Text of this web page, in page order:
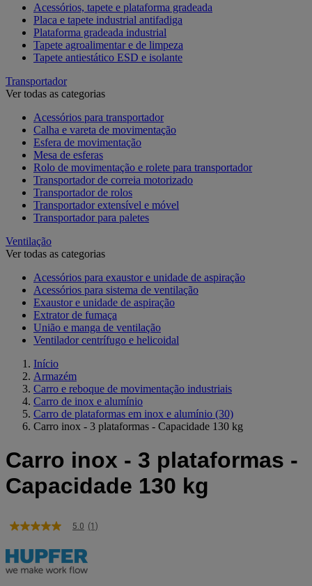
Acessórios, tapete e plataforma gradeada
Placa e tapete industrial antifadiga
Plataforma gradeada industrial
Tapete agroalimentar e de limpeza
Tapete antiestático ESD e isolante
Transportador
Ver todas as categorias
Acessórios para transportador
Calha e vareta de movimentação
Esfera de movimentação
Mesa de esferas
Rolo de movimentação e rolete para transportador
Transportador de correia motorizado
Transportador de rolos
Transportador extensível e móvel
Transportador para paletes
Ventilação
Ver todas as categorias
Acessórios para exaustor e unidade de aspiração
Acessórios para sistema de ventilação
Exaustor e unidade de aspiração
Extrator de fumaça
União e manga de ventilação
Ventilador centrífugo e helicoidal
Início
Armazém
Carro e reboque de movimentação industriais
Carro de inox e alumínio
Carro de plataformas em inox e alumínio (30)
Carro inox - 3 plataformas - Capacidade 130 kg
Carro inox - 3 plataformas -
Capacidade 130 kg
5.0
5
estrelas,
valor
5.0 (1)